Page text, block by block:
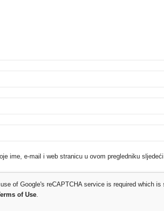
ime, e-mail i web stranicu u ovom pregledniku
of Google's reCAPTCHA service is required which
of Use.